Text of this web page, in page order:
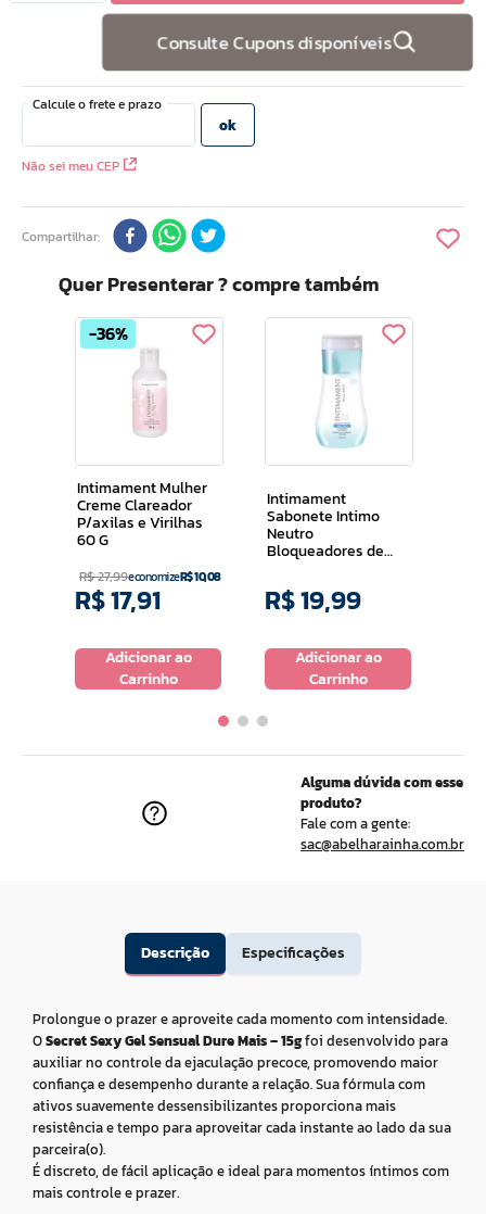
Consulte Cupons disponíveis
Não sei meu CEP
Compartilhar
Quer Presenterar ? compre também
36%
Intimament Mulher
Creme Clareador
P/axilas e Virilhas
60 G
R$27,99economizeR$10,08
R$17,91
Adicionar ao
Carrinho
Intimament
Sabonete Intimo
Neutro
Bloqueadores de
R$19,99
Adicionar ao
Carrinho
Alguma dúvida com esse
produto?
Fale com a gente:
sac@abelharainha.com.br
Descrição Especificações
Prolongue o prazer e aproveite cada momento com intensidade.
OSecret Sexy Gel Sensual Dure Mais – 15gfoi desenvolvido para
auxiliar no controle da ejaculação precoce, promovendo maior
confiança e desempenho durante a relação. Sua fórmula com
ativos suavemente dessensibilizantes proporciona mais
resistência e tempo para aproveitar cada instante ao lado da sua
parceira(o).
É discreto, de fácil aplicação e ideal para momentos íntimos com
mais controle e prazer.